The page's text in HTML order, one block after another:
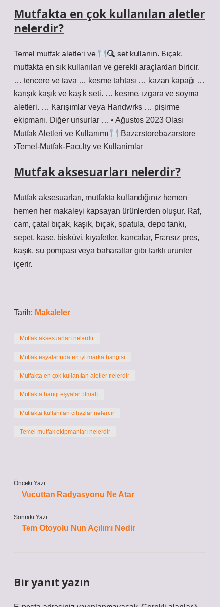
Mutfakta en çok kullanılan aletler
nelerdir?
Temel mutfak aletleri ve
set kullanın. Bıçak,
mutfakta en sık kullanılan ve gerekli araçlardan biridir.
… tencere ve tava … kesme tahtası … kazan kapağı …
karışık kaşık ve kaşık seti. … kesme, ızgara ve soyma
aletleri. … Karışımlar veya Handwrks … pişirme
ekipmanı. Diğer unsurlar … • Ağustos 2023 Olası
Mutfak Aletleri ve Kullanımı
Bazarstorebazarstore
›Temel-Mutfak-Faculty ve Kullanimlar
Mutfak aksesuarları nelerdir?
Mutfak aksesuarları, mutfakta kullandığınız hemen
hemen her makaleyi kapsayan ürünlerden oluşur. Raf,
cam, çatal bıçak, kaşık, bıçak, spatula, depo tankı,
sepet, kase, bisküvi, kıyafetler, kancalar, Fransız pres,
kaşık, su pompası veya baharatlar gibi farklı ürünler
içerir.
Tarih: Makaleler
Mutfak aksesuarları nelerdir
Mutfak eşyalarında en iyi marka hangisi
Mutfakta en çok kullanılan aletler nelerdir
Mutfakta hangi eşyalar olmalı
Mutfakta kullanılan cihazlar nelerdir
Temel mutfak ekipmanları nelerdir
Önceki Yazı
Vucuttan Radyasyonu Ne Atar
Sonraki Yazı
Tem Otoyolu Nun Açılımı Nedir
Bir yanıt yazın